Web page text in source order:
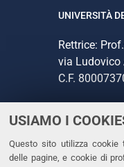
USIAMO I
Questo sito utilizza cookie
delle pagine, e cookie di
UNIVERSITÀ
Rettrice:
via Ludovico
C.F.
CONTATTI
Tel. +39